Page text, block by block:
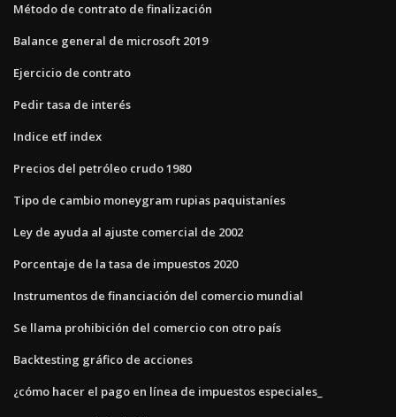
Método de contrato de finalización
Balance general de microsoft 2019
Ejercicio de contrato
Pedir tasa de interés
Indice etf index
Precios del petróleo crudo 1980
Tipo de cambio moneygram rupias paquistaníes
Ley de ayuda al ajuste comercial de 2002
Porcentaje de la tasa de impuestos 2020
Instrumentos de financiación del comercio mundial
Se llama prohibición del comercio con otro país
Backtesting gráfico de acciones
¿cómo hacer el pago en línea de impuestos especiales_